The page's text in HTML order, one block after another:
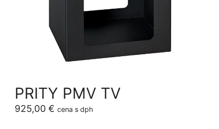
PRITY PMV TV
925,00 € cena s dph